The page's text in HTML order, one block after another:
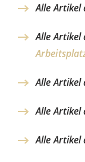
Alle Artikel
Alle Artikel
Alle Artikel
Alle Artikel
Alle Artikel